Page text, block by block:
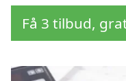
Få 3 tilbud,